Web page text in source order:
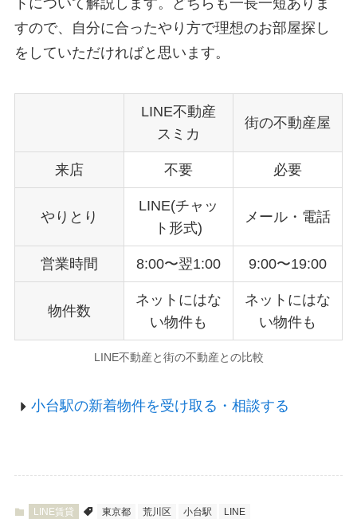
すので、自分に合ったやり方で理想のお部屋探し
をしていただければと思います。
LINE不動産
スミカ
街の不動産屋
来店 不要 必要
やりとり
LINE(チャッ
ト形式)
メール・電話
営業時間 8:00〜翌1:00 9:00〜19:00
物件数
ネットにはな
い物件も
ネットにはな
い物件も
LINE不動産と街の不動産との比較
小台駅の新着物件を受け取る・相談する
LINE賃貸 東京都 荒川区 小台駅 LINE